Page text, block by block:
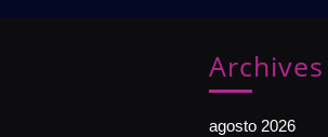
Archives
agosto 2026